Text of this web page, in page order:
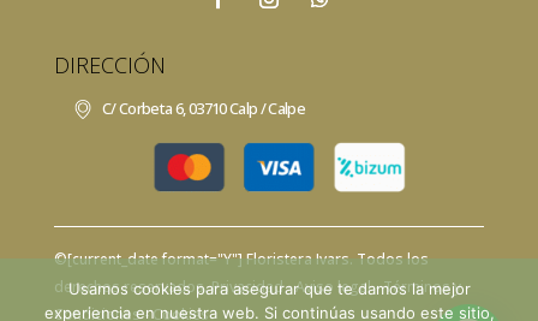
DIRECCIÓN
C/ Corbeta 6, 03710 Calp / Calpe
©[current_date format="Y"] Floristera Ivars. Todos los
derechos reservados.Privacidad- Aviso legal -Términos y
Condiciones -Cookies
Usamos cookies para asegurar que te damos la mejor
experiencia en nuestra web. Si continúas usando este sitio,